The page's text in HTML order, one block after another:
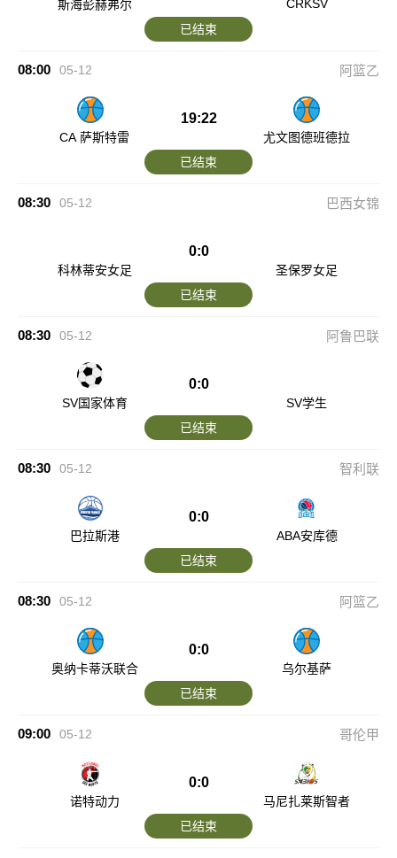
斯海彭赫弗尔
CRKSV
已结束
08:00 05-12 阿篮乙
CA 萨斯特雷
19:22
尤文图德班德拉
已结束
08:30 05-12 巴西女锦
科林蒂安女足
0:0
圣保罗女足
已结束
08:30 05-12 阿鲁巴联
SV国家体育
0:0
SV学生
已结束
08:30 05-12 智利联
巴拉斯港
0:0
ABA安库德
已结束
08:30 05-12 阿篮乙
奥纳卡蒂沃联合
0:0
乌尔基萨
已结束
09:00 05-12 哥伦甲
诺特动力
0:0
马尼扎莱斯智者
已结束